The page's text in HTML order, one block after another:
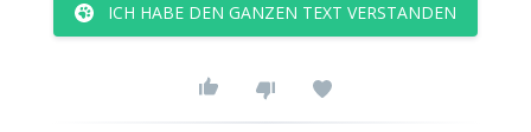
ICH HABE DEN GANZEN TEXT VERSTANDEN